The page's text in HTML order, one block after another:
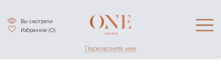
Избранное (0)
Вы смотрели
Перезвоните мне